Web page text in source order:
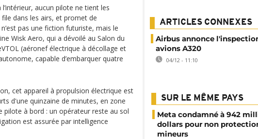
aucun pilote ne tient les
dans les airs, et promet de
pas une fiction futuriste, mais le
Wisk Aero, qui a dévoilé au Salon du
(aéronef électrique à décollage et
capable d’embarquer quatre
cet appareil à propulsion électrique est
d'une quinzaine de minutes, en zone
pilote à bord : un opérateur reste au sol
est assurée par intelligence
ARTICLES CONNEXES
Airbus annonce
avions A320
04/12 - 11:10
SUR LE MÊME PAYS
Meta condamné à 942
dollars pour non
mineurs